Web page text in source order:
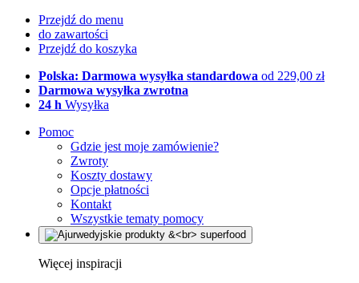
Przejdź do menu
do zawartości
Przejdź do koszyka
Polska: Darmowa wysyłka standardowa od 229,00 zł
Darmowa wysyłka zwrotna
24 h Wysyłka
Pomoc
Gdzie jest moje zamówienie?
Zwroty
Koszty dostawy
Opcje płatności
Kontakt
Wszystkie tematy pomocy
Więcej inspiracji